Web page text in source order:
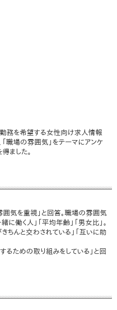
勤務を希望する女性向け求人情報
「職場の雰囲気」をテーマにアンケ
ました。
気を重視」と回答。職場の雰囲気
に働く人」「平均年齢」「男女比」。
ちんと交わされている」「互いに助
ための取り組みをしている」と回